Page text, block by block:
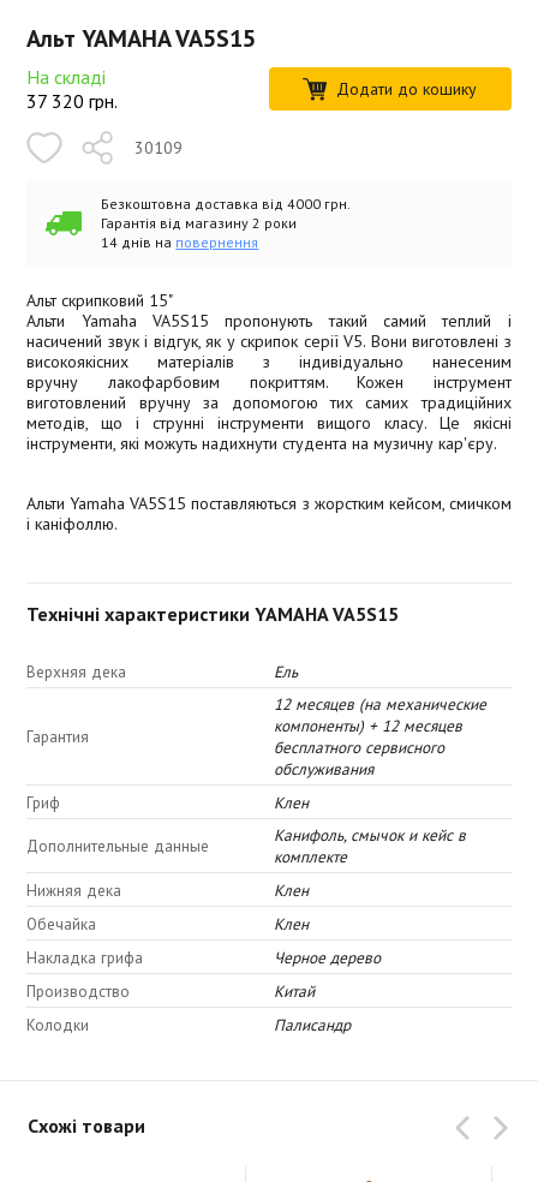
Альт YAMAHA VA5S15
На складі
37 320 грн. Додати до кошику
30109
Безкоштовна доставка від 4000 грн.
Гарантія від магазину 2 роки
14 днів на повернення
Альт скрипковий 15"
Альти Yamaha VA5S15 пропонують такий самий теплий і
насичений звук і відгук, як у скрипок серії V5. Вони виготовлені з
високоякісних матеріалів з індивідуально нанесеним
вручну лакофарбовим покриттям. Кожен інструмент
виготовлений вручну за допомогою тих самих традиційних
методів, що і струнні інструменти вищого класу. Це якісні
інструменти, які можуть надихнути студента на музичну кар'єру.
Альти Yamaha VA5S15 поставляються з жорстким кейсом, смичком
і каніфоллю.
Технічні характеристики YAMAHA VA5S15
Верхняя дека Ель
Гарантия
12 месяцев (на механические
компоненты) + 12 месяцев
бесплатного сервисного
обслуживания
Гриф
Клен
Дополнительные данные
Канифоль, смычок и кейс в
комплекте
Нижняя дека
Клен
Обечайка
Клен
Накладка грифа
Черное дерево
Производство
Китай
Колодки
Палисандр
Схожі товари